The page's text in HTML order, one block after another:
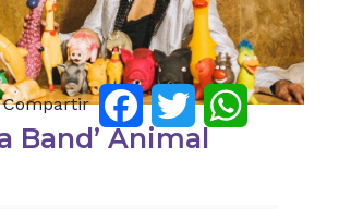
Compartir FacebookTwitterWhatsApp
Band’ Animal